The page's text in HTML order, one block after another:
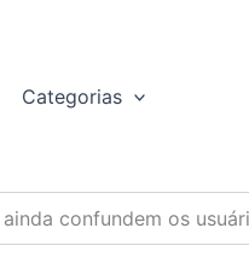
Categorias
confundem os